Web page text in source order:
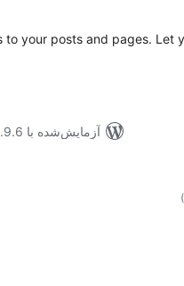
to your posts and pages. Let
آزمایش‌شده با 6.9.6
مجموع
امتیازها
)